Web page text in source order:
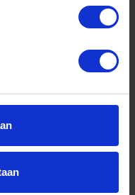
werkdagen